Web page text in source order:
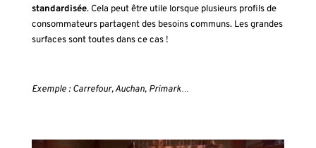
standardisée. Cela peut être utile lorsque plusieurs profils de
consommateurs partagent des besoins communs. Les grandes
surfaces sont toutes dans ce cas !
Exemple : Carrefour, Auchan, Primark…